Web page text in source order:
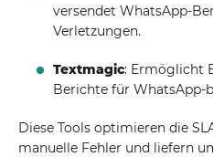
versendet WhatsApp-
Verletzungen.
Textmagic: Ermöglicht
Berichte für WhatsApp-
Diese Tools optimieren die
manuelle Fehler und liefern